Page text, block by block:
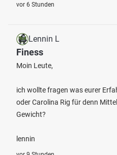
vor 6 Stunden
Lennin L
Finess
Moin Leute,
ich wollte fragen was eurer
oder Carolina Rig für denn
Gewicht?
lennin